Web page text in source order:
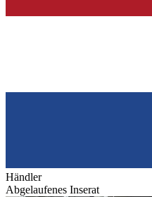
Händler
Abgelaufenes Inserat